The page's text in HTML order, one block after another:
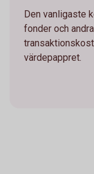
Den vanligaste
fonder och
värdepappret.